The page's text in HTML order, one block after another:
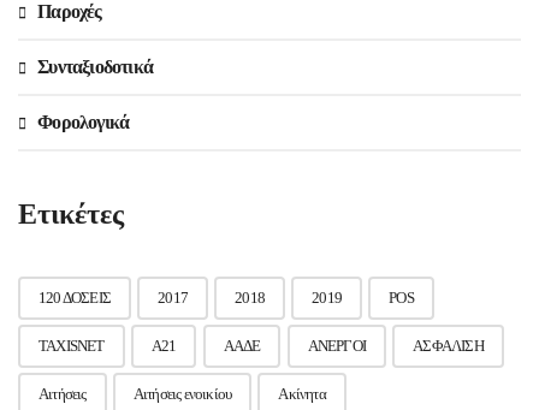
Παροχές
Συνταξιοδοτικά
Φορολογικά
Ετικέτες
120 ΔΟΣΕΙΣ 2017 2018 2019 POS
TAXISNET Α21 ΑΑΔΕ ΑΝΕΡΓΟΙ ΑΣΦΑΛΙΣΗ
Αιτήσεις Αιτήσεις ενοικίου Ακίνητα